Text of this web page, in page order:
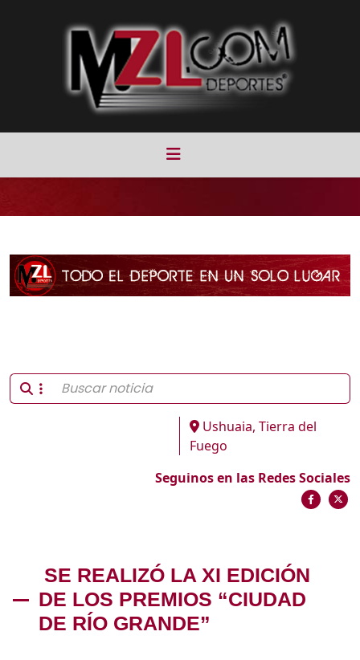
Ushuaia, Tierra del
Fuego
Seguinos en las Redes Sociales
SE REALIZÓ LA XI EDICIÓN
DE LOS PREMIOS “CIUDAD
DE RÍO GRANDE”